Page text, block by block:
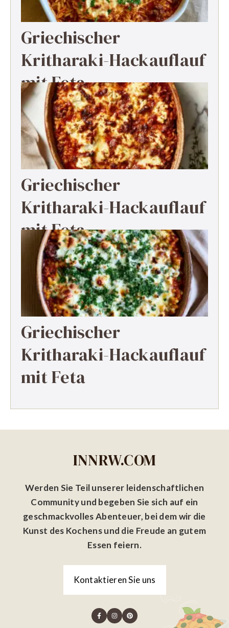
Griechischer
Kritharaki-Hackauflauf
mit Feta
Griechischer
Kritharaki-Hackauflauf
mit Feta
Griechischer
Kritharaki-Hackauflauf
mit Feta
INNRW.COM
Werden Sie Teil unserer leidenschaftlichen
Community und begeben Sie sich auf ein
geschmackvolles Abenteuer, bei dem wir die
Kunst des Kochens und die Freude an gutem
Essen feiern.
Kontaktieren Sie uns